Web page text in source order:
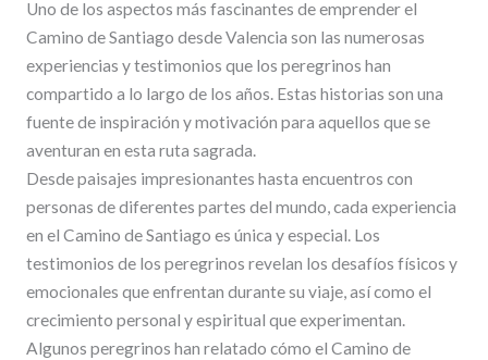
Uno de los aspectos más fascinantes de emprender el
Camino de Santiago desde Valencia son las numerosas
experiencias y testimonios que los peregrinos han
compartido a lo largo de los años. Estas historias son una
fuente de inspiración y motivación para aquellos que se
aventuran en esta ruta sagrada.
Desde paisajes impresionantes hasta encuentros con
personas de diferentes partes del mundo, cada experiencia
en el Camino de Santiago es única y especial. Los
testimonios de los peregrinos revelan los desafíos físicos y
emocionales que enfrentan durante su viaje, así como el
crecimiento personal y espiritual que experimentan.
Algunos peregrinos han relatado cómo el Camino de